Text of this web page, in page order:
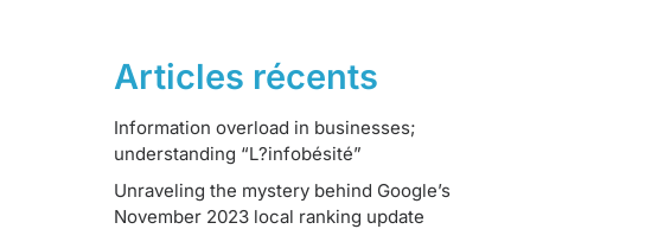
Articles récents
Information overload in businesses;
understanding “L?infobésité”
Unraveling the mystery behind Google’s
November 2023 local ranking update